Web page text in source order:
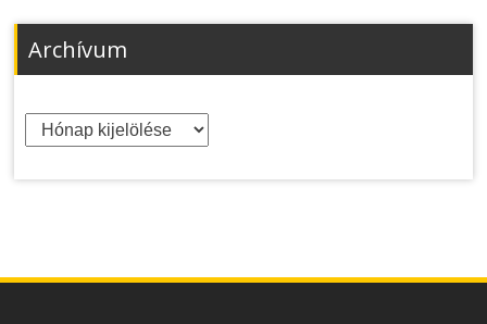
Archívum
Archívum